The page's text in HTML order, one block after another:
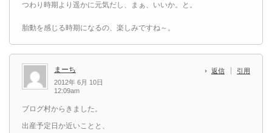
つわり時期より遥かに元気だし、まぁ、いいか。と。
胎動を感じる時期になるの、楽しみですね～。
まーち
2012年 6月 10日
12:09am
返信 引用
ブログ村からきました。
出産予定日か近いことと、